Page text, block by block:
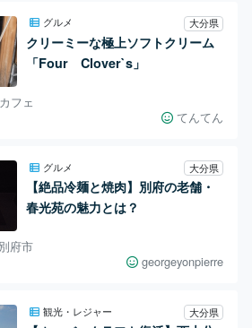
グルメ 大分県
クリーミーな極上ソフトクリーム
「Four Clover`s」
フェ
てんてん
グルメ 大分県
【絶品冷麺と焼肉】別府の老舗・
春光苑の魅力とは？
府市
georgeyonpierre
観光・レジャー 大分県